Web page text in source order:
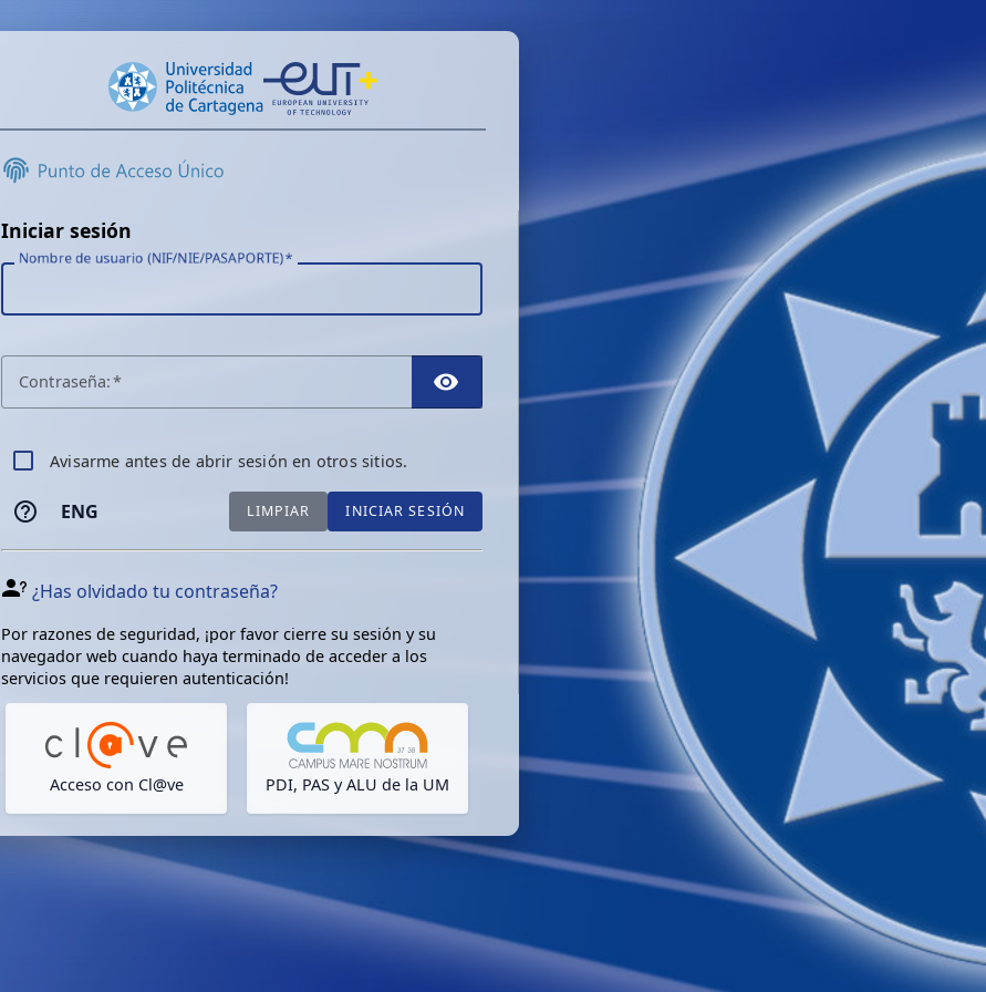
Iniciar sesión
Nombre de usuario (NIF/NIE/PASAPORTE)
Contraseña: TOGGLE PASSWORD
Avisarme antes de abrir sesión en otros sitios.
ENG LIMPIAR INICIAR SESIÓN
¿Has olvidado tu contraseña?
Por razones de seguridad, ¡por favor cierre su sesión y su
navegador web cuando haya terminado de acceder a los
servicios que requieren autenticación!